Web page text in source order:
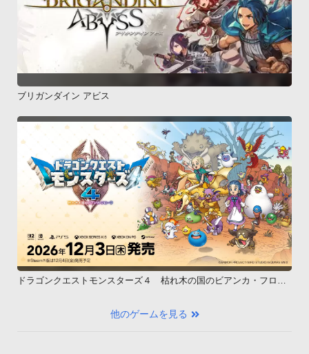
ブリガンダイン アビス
ドラゴンクエストモンスターズ４ 枯れ木の国のビアンカ・フロー
他のゲームを見る